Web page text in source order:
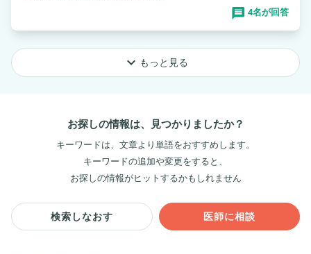
4名が回答
keyboard_arrow_down もっと見る
お探しの情報は、見つかりましたか？
キーワードは、文章より単語をおすすめします。
キーワードの追加や変更をすると、
お探しの情報がヒットするかもしれません
検索しなおす 医師に相談